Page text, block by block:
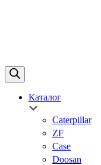
Каталог
Caterpillar
ZF
Case
Doosan